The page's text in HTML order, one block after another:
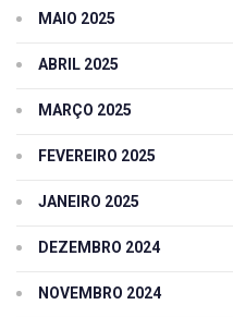
MAIO 2025
ABRIL 2025
MARÇO 2025
FEVEREIRO 2025
JANEIRO 2025
DEZEMBRO 2024
NOVEMBRO 2024